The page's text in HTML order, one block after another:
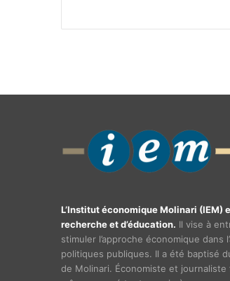
L’Institut économique Molinari (IEM)
recherche et d’éducation. Il vise à
stimuler l’approche économique dans
politiques publiques. Il a été baptisé
de Molinari. Économiste et